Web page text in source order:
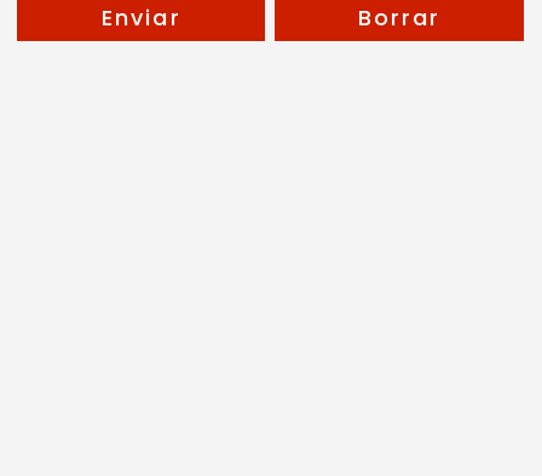
Enviar Borrar